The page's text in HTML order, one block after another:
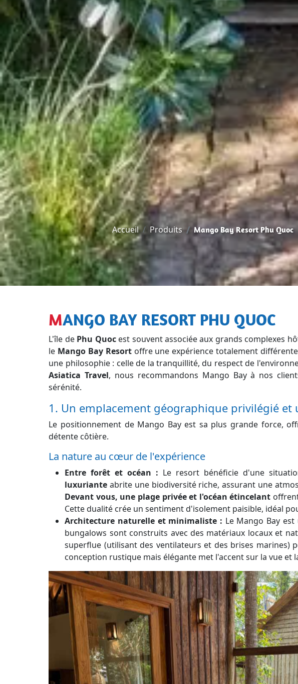
Accueil Produits Mango Bay Resort Phu Quoc
MANGO BAY RESORT PHU QUOC
L'île de Phu Quocest souvent associée aux grands complexes
le Mango Bay Resortoffre une expérience totalement
une philosophie : celle de la tranquillité, du respect de
Asiatica Travel, nous recommandons Mango Bay à nos
sérénité.
1. Un emplacement géographique privilégié et
Le positionnement de Mango Bay est sa plus grande force,
détente côtière.
La nature au cœur de l'expérience
Entre forêt et océan : Le resort bénéficie d'une
luxuriante abrite une biodiversité riche, assurant une
Devant vous, une plage privée et l'océan étincelant
Cette dualité crée un sentiment d'isolement paisible, idéal
Architecture naturelle et minimaliste : Le Mango Bay
bungalows sont construits avec des matériaux locaux et
superflue (utilisant des ventilateurs et des brises marines)
conception rustique mais élégante met l'accent sur la vue et